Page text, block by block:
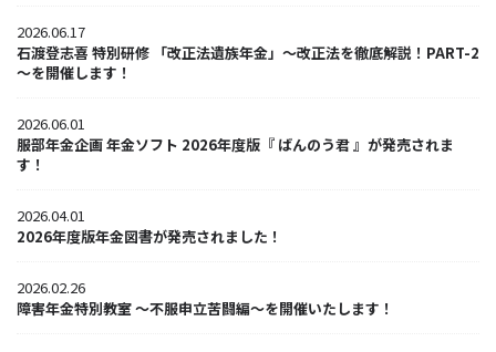
2026.06.17
石渡登志喜 特別研修 「改正法遺族年金」～改正法を徹底解説！PART-2
～を開催します！
2026.06.01
服部年金企画 年金ソフト 2026年度版『 ばんのう君 』が発売されま
す！
2026.04.01
2026年度版年金図書が発売されました！
2026.02.26
障害年金特別教室 ～不服申立苦闘編～を開催いたします！